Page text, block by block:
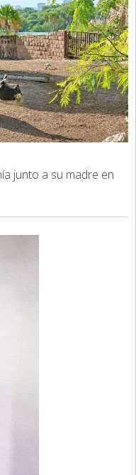
junto a su madre en